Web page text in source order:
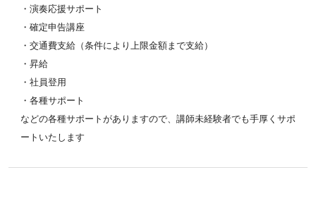
・演奏応援サポート
・確定申告講座
・交通費支給（条件により上限金額まで支給）
・昇給
・社員登用
・各種サポート
などの各種サポートがありますので、講師未経験者でも手厚くサポ
ートいたします